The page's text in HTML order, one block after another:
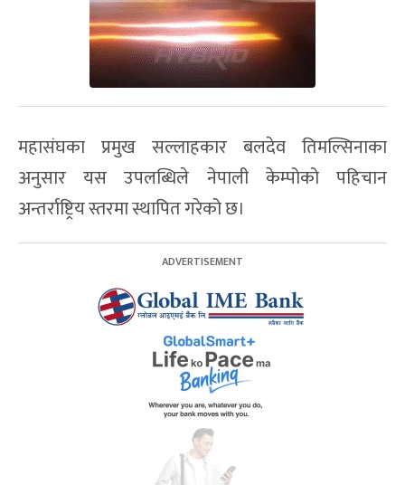
महासंघका प्रमुख सल्लाहकार बलदेव तिमल्सिनाका
अनुसार यस उपलब्धिले नेपाली केम्पोको पहिचान
अन्तर्राष्ट्रिय स्तरमा स्थापित गरेको छ।